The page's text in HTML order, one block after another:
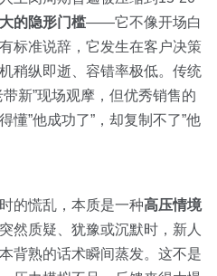
演示
的隐形门槛——它不像开场白
标准说辞，它发生在客户决策
稍纵即逝、容错率极低。传统
新”现场观摩，但优秀销售的
懂”他成功了”，却复制不了”他
的慌乱，本质是一种高压情境
然质疑、犹豫或沉默时，新人
背熟的话术瞬间蒸发。这不是